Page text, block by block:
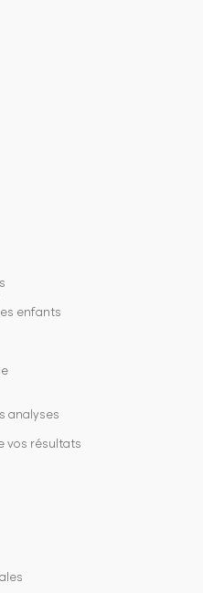
enfants
analyses
vos résultats